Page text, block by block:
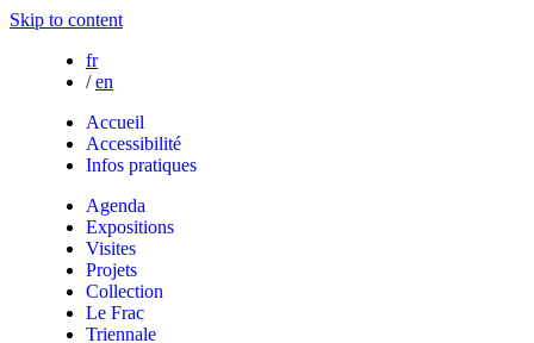
Skip to content
fr
/ en
Accueil
Accessibilité
Infos pratiques
Agenda
Expositions
Visites
Projets
Collection
Le Frac
Triennale